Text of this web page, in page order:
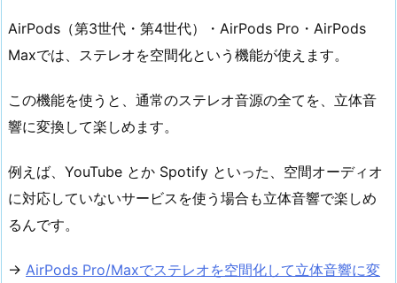
AirPods（第3世代・第4世代）・AirPods Pro・AirPods
Maxでは、 ステレオを空間化という機能が使えます。
この機能を使うと、通常のステレオ音源の全てを、立体音
響に変換して楽しめます。
例えば、YouTube とか Spotify といった、空間オーディオ
に対応していないサービスを使う場合も立体音響で楽しめ
るんです。
→ AirPods Pro/Maxでステレオを空間化して立体音響に変